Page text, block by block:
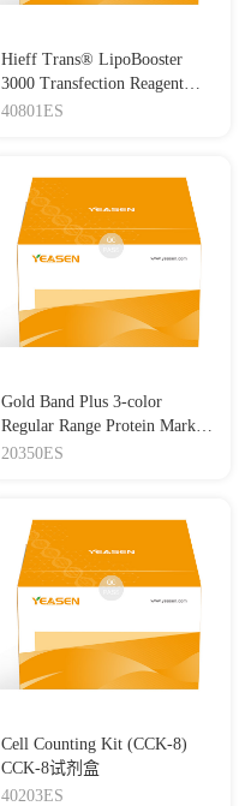
Hieff Trans® LipoBooster
3000 Transfection Reagent
Lipo3000转染试剂
40801ES
Gold Band Plus 3-color
Regular Range Protein Marker
(8-180 kDa) 三色预染蛋白质
20350ES
Cell Counting Kit (CCK-8)
CCK-8试剂盒
40203ES